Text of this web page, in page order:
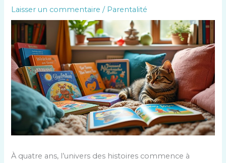
Laisser un commentaire / Parentalité
À quatre ans, l’univers des histoires commence à